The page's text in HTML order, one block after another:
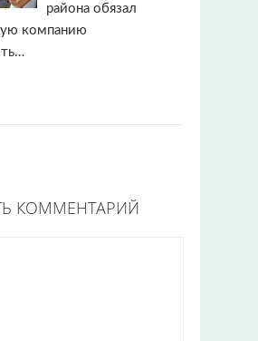
района обязал
компанию
КОММЕНТАРИЙ